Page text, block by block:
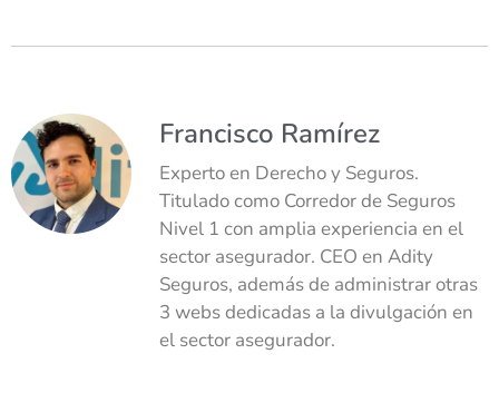
Francisco Ramírez
Experto en Derecho y Seguros.
Titulado como Corredor de Seguros
Nivel 1 con amplia experiencia en el
sector asegurador. CEO en Adity
Seguros, además de administrar otras
3 webs dedicadas a la divulgación en
el sector asegurador.